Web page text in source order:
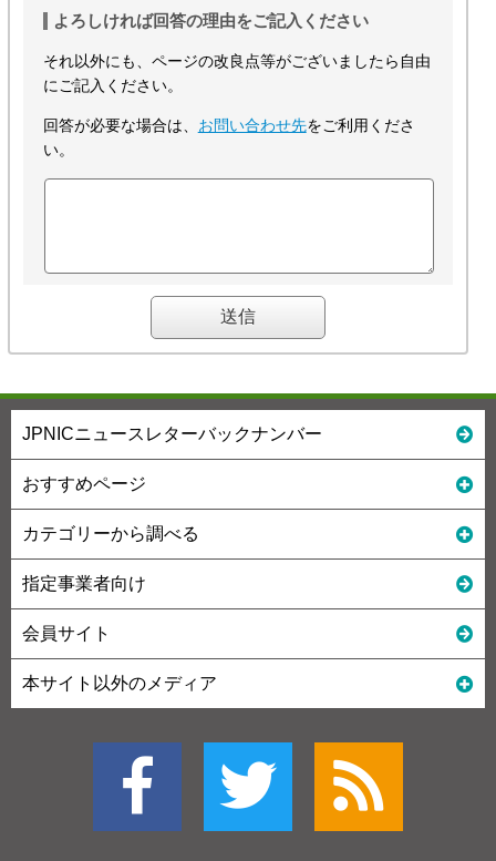
よろしければ回答の理由をご記入ください
それ以外にも、ページの改良点等がございましたら自由
にご記入ください。
回答が必要な場合は、 お問い合わせ先をご利用くださ
い。
JPNICニュースレターバックナンバー
おすすめページ
カテゴリーから調べる
指定事業者向け
会員サイト
本サイト以外のメディア